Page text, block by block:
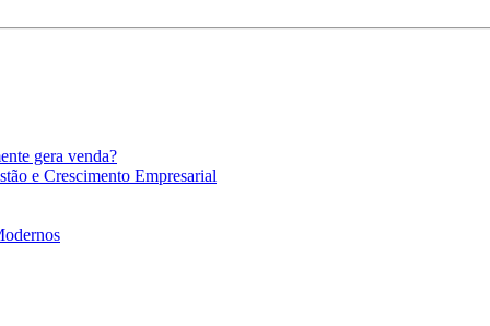
gera venda?
e Crescimento Empresarial